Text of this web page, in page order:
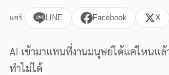
แชร์ LINE Facebook X
AI เข้ามาแทนที่งานมนุษย์ได้แค่ไหนแล้
ทำไม่ได้